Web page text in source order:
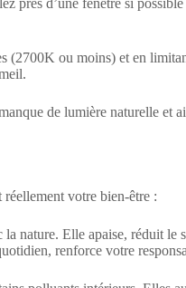
près d’une fenêtre si
(2700K ou moins) et en
de lumière naturelle et
réellement votre bien-être :
nature. Elle apaise, réduit le
renforce votre